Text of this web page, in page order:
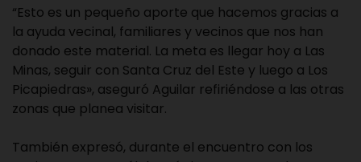
“Esto es un pequeño aporte que hacemos gracias a
la ayuda vecinal, familiares y vecinos que nos han
donado este material. La meta es llegar hoy a Las
Minas, seguir con Santa Cruz del Este y luego a Los
Picapiedras», aseguró Aguilar refiriéndose a las otras
zonas que planea visitar.
También expresó, durante el encuentro con los